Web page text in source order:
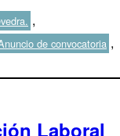
,
de convocatoria ,
Laboral